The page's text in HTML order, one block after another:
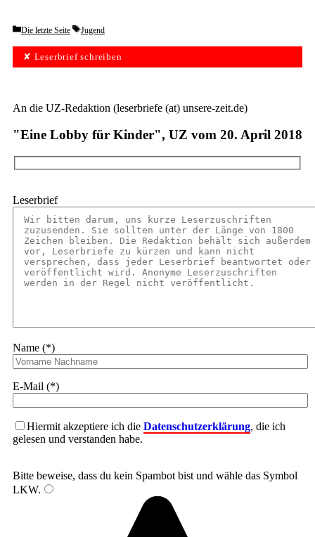
Categories
Die letzte Seite Tags
Jugend
✘ Leserbrief schreiben
An die UZ-Redaktion (leserbriefe (at) unsere-zeit.de)
"Eine Lobby für Kinder", UZ vom 20. April 2018
Leserbrief
Name (*)
E-Mail (*)
Hiermit akzeptiere ich die Datenschutzerklärung, die ich
gelesen und verstanden habe.
Bitte beweise, dass du kein Spambot bist und wähle das Symbol
LKW.